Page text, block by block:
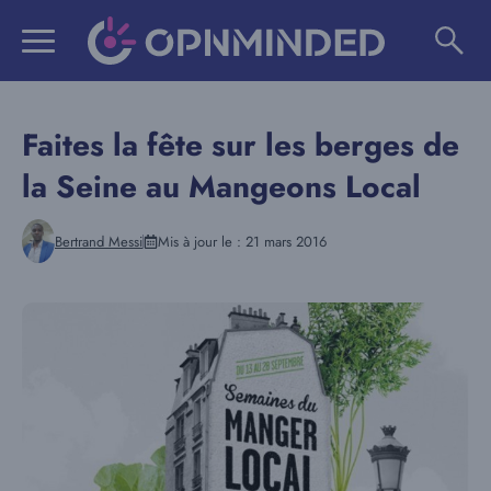
Faites la fête sur les berges de
la Seine au Mangeons Local
Bertrand Messi Mis à jour le : 21 mars 2016